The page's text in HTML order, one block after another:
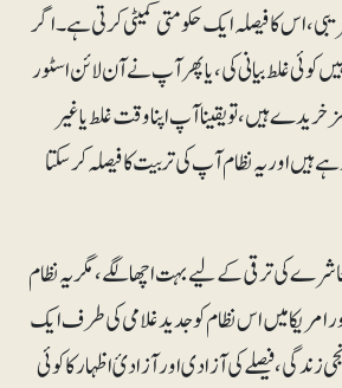
اس کا فیصلہ ایک حکومتی کمیٹی کرتی ہے۔ اگر
غلط بیانی کی، یا پھر آپ نے آن لائن اسٹور
ہیں، تو یقینا آپ اپنا وقت غلط یا غیر
ہیں اور یہ نظام آپ کی تربیت کا فیصلہ کرسکتا
کی ترقی کے لیےبہت اچھا لگے،مگر یہ نظام
امریکا میں اس نظام کو جدید غلامی کی طرف ایک
زندگی، فیصلے کی آزادی اور آزادیٔ اظہار کا کوئی